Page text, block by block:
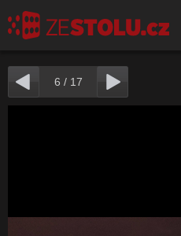
6 / 17